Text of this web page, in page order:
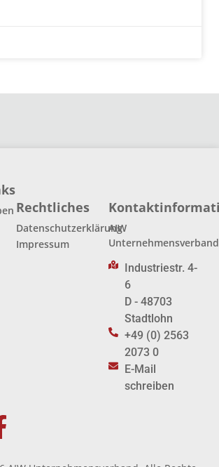
Rechtliches
Datenschutzerklärung
Impressum
AIW
Unternehmensverband
Industriestr. 4-
6
D - 48703
Stadtlohn
+49 (0) 2563
2073 0
E-Mail
schreiben